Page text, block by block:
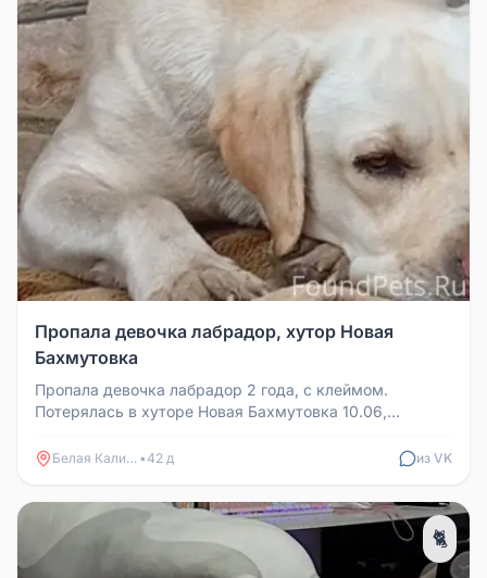
Пропала девочка лабрадор, хутор Новая
Бахмутовка
Пропала девочка лабрадор 2 года, с клеймом.
Потерялась в хуторе Новая Бахмутовка 10.06,
Белая Калитва •42 д из VK
🐈